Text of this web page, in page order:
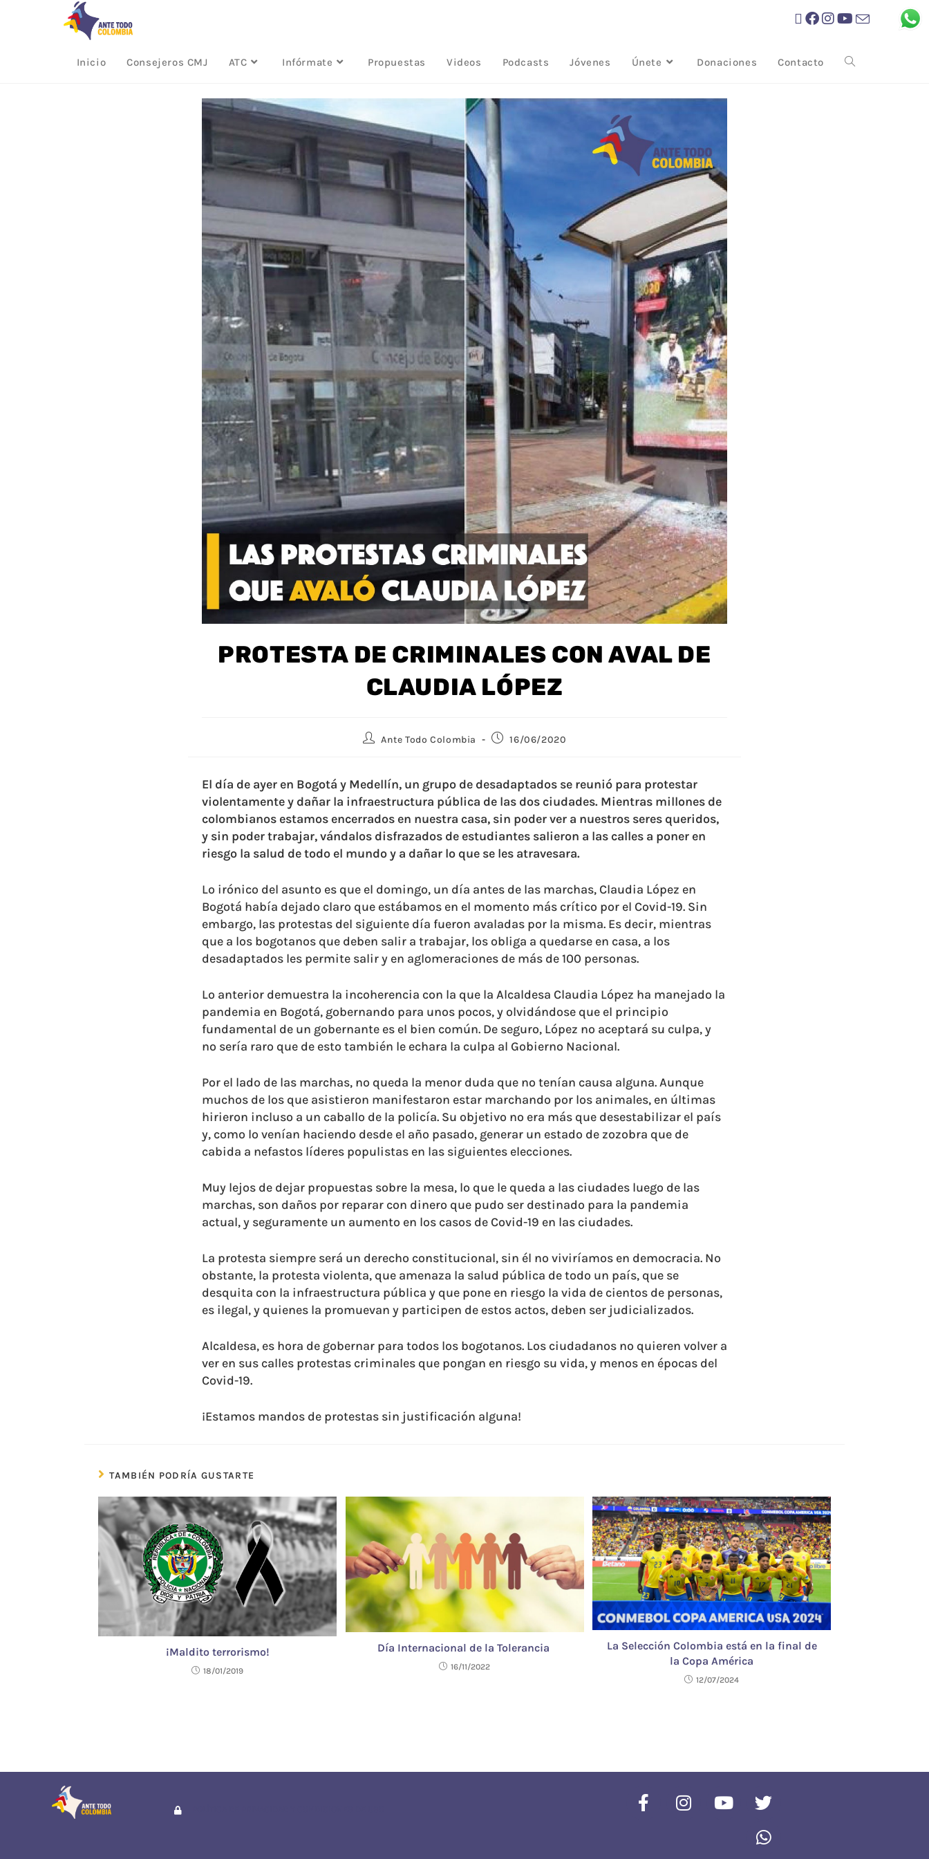
Inicio Consejeros CMJ ATC Infórmate Propuestas Videos Podcasts Jóvenes Únete Donaciones Contacto
PROTESTA DE CRIMINALES CON AVAL DE
CLAUDIA LÓPEZ
Ante Todo Colombia 16/06/2020
El día de ayer en Bogotá y Medellín, un grupo de desadaptados se reunió para protestar
violentamente y dañar la infraestructura pública de las dos ciudades. Mientras millones de
colombianos estamos encerrados en nuestra casa, sin poder ver a nuestros seres queridos,
y sin poder trabajar, vándalos disfrazados de estudiantes salieron a las calles a poner en
riesgo la salud de todo el mundo y a dañar lo que se les atravesara.
Lo irónico del asunto es que el domingo, un día antes de las marchas, Claudia López en
Bogotá había dejado claro que estábamos en el momento más crítico por el Covid-19. Sin
embargo, las protestas del siguiente día fueron avaladas por la misma. Es decir, mientras
que a los bogotanos que deben salir a trabajar, los obliga a quedarse en casa, a los
desadaptados les permite salir y en aglomeraciones de más de 100 personas.
Lo anterior demuestra la incoherencia con la que la Alcaldesa Claudia López ha manejado la
pandemia en Bogotá, gobernando para unos pocos, y olvidándose que el principio
fundamental de un gobernante es el bien común. De seguro, López no aceptará su culpa, y
no sería raro que de esto también le echara la culpa al Gobierno Nacional.
Por el lado de las marchas, no queda la menor duda que no tenían causa alguna. Aunque
muchos de los que asistieron manifestaron estar marchando por los animales, en últimas
hirieron incluso a un caballo de la policía. Su objetivo no era más que desestabilizar el país
y, como lo venían haciendo desde el año pasado, generar un estado de zozobra que de
cabida a nefastos líderes populistas en las siguientes elecciones.
Muy lejos de dejar propuestas sobre la mesa, lo que le queda a las ciudades luego de las
marchas, son daños por reparar con dinero que pudo ser destinado para la pandemia
actual, y seguramente un aumento en los casos de Covid-19 en las ciudades.
La protesta siempre será un derecho constitucional, sin él no viviríamos en democracia. No
obstante, la protesta violenta, que amenaza la salud pública de todo un país, que se
desquita con la infraestructura pública y que pone en riesgo la vida de cientos de personas,
es ilegal, y quienes la promuevan y participen de estos actos, deben ser judicializados.
Alcaldesa, es hora de gobernar para todos los bogotanos. Los ciudadanos no quieren volver a
ver en sus calles protestas criminales que pongan en riesgo su vida, y menos en épocas del
Covid-19.
¡Estamos mandos de protestas sin justificación alguna!
TAMBIÉN PODRÍA GUSTARTE
¡Maldito terrorismo!
18/01/2019
Día Internacional de la Tolerancia
16/11/2022
La Selección Colombia está en la final de
la Copa América
12/07/2024